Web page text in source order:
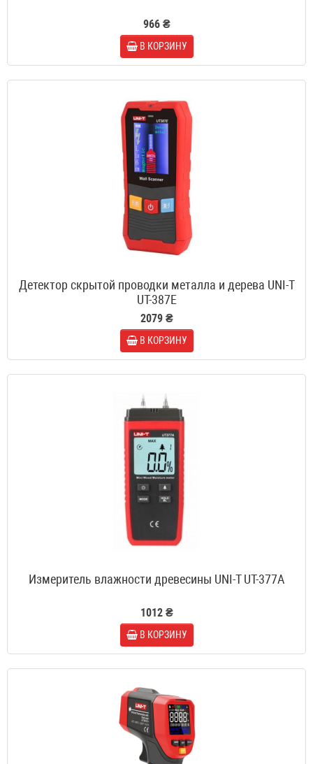
966 ₴
В КОРЗИНУ
Детектор скрытой проводки металла и дерева UNI-T
UT-387E
2079 ₴
В КОРЗИНУ
Измеритель влажности древесины UNI-T UT-377A
1012 ₴
В КОРЗИНУ